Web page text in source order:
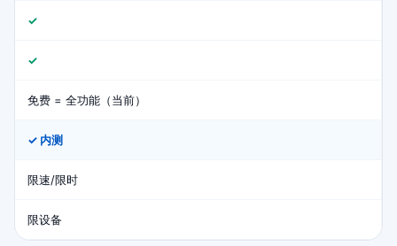
✓
✓
免费 = 全功能（当前）
✓ 内测
限速/限时
限设备